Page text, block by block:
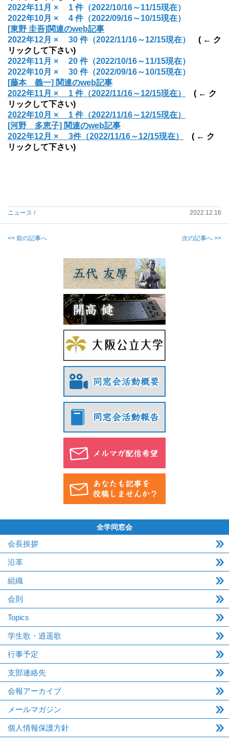
2022年11月 × 1 件（2022/10/16～11/15現在）
2022年10月 × 4 件（2022/09/16～10/15現在）
[東野 圭吾]関連のweb記事
2022年12月 × 30 件（2022/11/16～12/15現在）
( ← ク
リックして下さい)
2022年11月 × 20 件（2022/10/16～11/15現在）
2022年10月 × 30 件（2022/09/16～10/15現在）
[藤本 義一] 関連のweb記事
2022年11月 × 1 件（2022/11/16～12/15現在）
( ← ク
リックして下さい)
2022年10月 × 1 件（2022/11/16～12/15現在）
[河野 多恵子] 関連のweb記事
2022年12月 × 3件（2022/11/16～12/15現在）
( ← ク
リックして下さい)
ニュース / 2022.12.16
<< 前の記事へ 次の記事へ >>
全学同窓会
会長挨拶
沿革
組織
会則
Topics
学生歌・逍遥歌
行事予定
支部連絡先
会報アーカイブ
メールマガジン
個人情報保護方針